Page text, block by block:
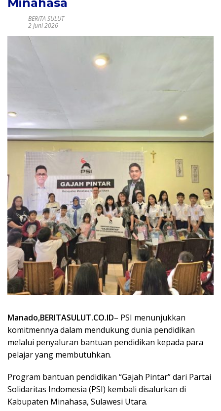
BERITA SULUT
2 Juni 2026
Manado,BERITASULUT.CO.ID– PSI menunjukkan
komitmennya dalam mendukung dunia pendidikan
melalui penyaluran bantuan pendidikan kepada para
pelajar yang membutuhkan.
Program bantuan pendidikan “Gajah Pintar” dari Partai
Solidaritas Indomesia (PSI) kembali disalurkan di
Kabupaten Minahasa, Sulawesi Utara.